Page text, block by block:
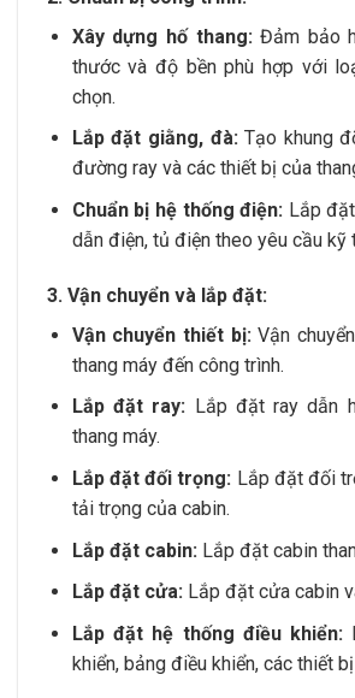
Xây dựng hố thang: Đảm bảo
thước và độ bền phù hợp với
chọn.
Lắp đặt giằng, đà:Tạo khung
đường ray và các thiết bị của
Chuẩn bị hệ thống điện: Lắp
dẫn điện, tủ điện theo yêu cầu kỹ
3. Vận chuyển và lắp đặt:
Vận chuyển thiết bị: Vận
thang máy đến công trình.
Lắp đặt ray: Lắp đặt ray dẫn
thang máy.
Lắp đặt đối trọng: Lắp đặt đối
tải trọng của cabin.
Lắp đặt cabin: Lắp đặt cabin
Lắp đặt cửa:Lắp đặt cửa cabin
Lắp đặt hệ thống điều khiển:
khiển, bảng điều khiển, các thiết